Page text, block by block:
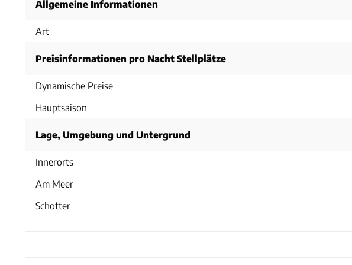
Allgemeine Informationen
Art
Preisinformationen pro Nacht Stellplätze
Dynamische Preise
Hauptsaison
Lage, Umgebung und Untergrund
Innerorts
Am Meer
Schotter